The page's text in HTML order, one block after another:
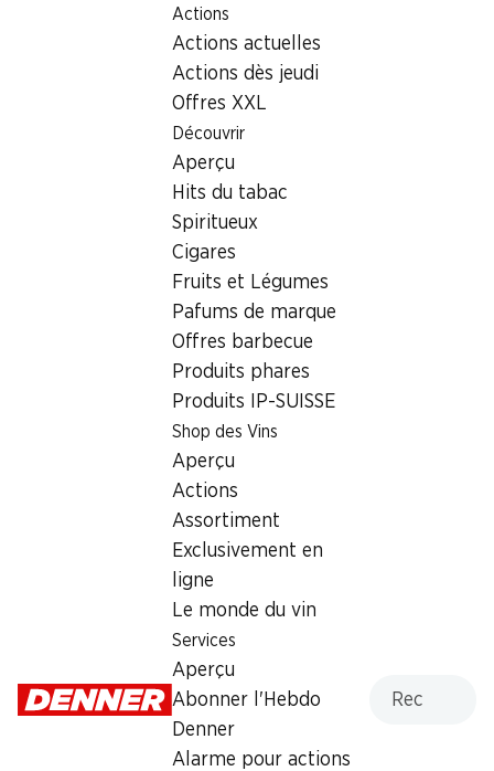
Actions
Actions actuelles
Actions dès jeudi
Offres XXL
Découvrir
Aperçu
Hits du tabac
Spiritueux
Cigares
Fruits et Légumes
Pafums de marque
Offres barbecue
Produits phares
Produits IP-SUISSE
Shop des Vins
Aperçu
Actions
Assortiment
Exclusivement en
ligne
Le monde du vin
Services
Aperçu
Abonner l'Hebdo
Denner
Alarme pour actions
Localisateur de succursales
Succursale Denner rue Prevost Martin 36, 1205 Genève
1205 Genève
rue Prevost Martin 36, 1205 Genève
Heures d'ouverture
Dimanche